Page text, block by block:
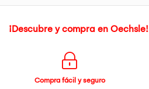
¡Descubre y compra en Oechsle!
Compra fácil y seguro